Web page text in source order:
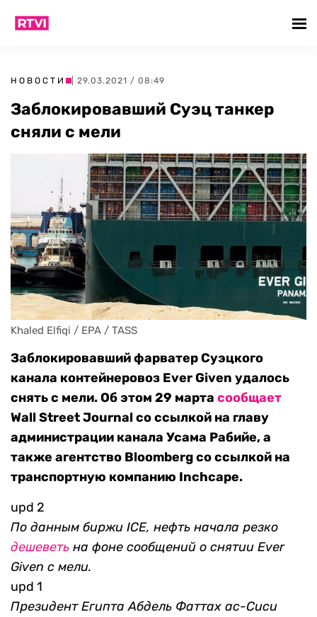
НОВОСТИ | 29.03.2021 / 08:49
Заблокировавший Суэц танкер
сняли с мели
Khaled Elfiqi / EPA / TASS
Заблокировавший фарватер Суэцкого
канала контейнеровоз Ever Given удалось
снять с мели. Об этом 29 марта сообщает
Wall Street Journal со ссылкой на главу
администрации канала Усама Рабийе, а
также агентство Bloomberg со ссылкой на
транспортную компанию Inchcape.
upd 2
По данным биржи ICE, нефть начала резко
дешеветь на фоне сообщений о снятии Ever
Given с мели.
upd 1
Президент Египта Абдель Фаттах ас-Сиси